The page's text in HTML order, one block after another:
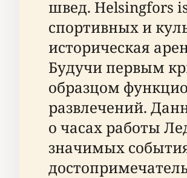
швед. Helsingfors
спортивных и
историческая
Будучи первым
образцом
развлечений.
о часах работы
значимых